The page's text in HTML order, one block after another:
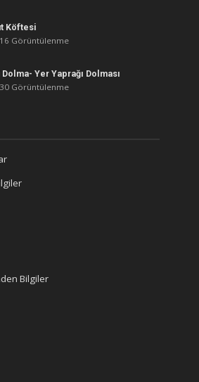
Köftesi
Görüntülenme
Dolma- Yer Yaprağı Dolması
Görüntülenme
Bilgiler